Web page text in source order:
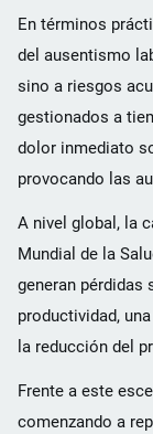
En términos
del ausentismo
sino a riesgos
gestionados a
dolor inmediato
provocando las
A nivel global, la
Mundial de la
generan pérdidas
productividad,
la reducción del
Frente a este
comenzando a